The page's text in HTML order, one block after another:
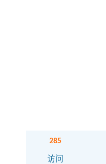
285
访问